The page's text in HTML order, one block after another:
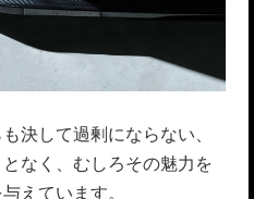
決して過剰にならない、
なく、むしろその魅力を
えています。